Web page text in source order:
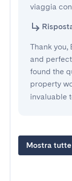
viaggia
Thank you,
and
found the
property
invaluable
Mostra